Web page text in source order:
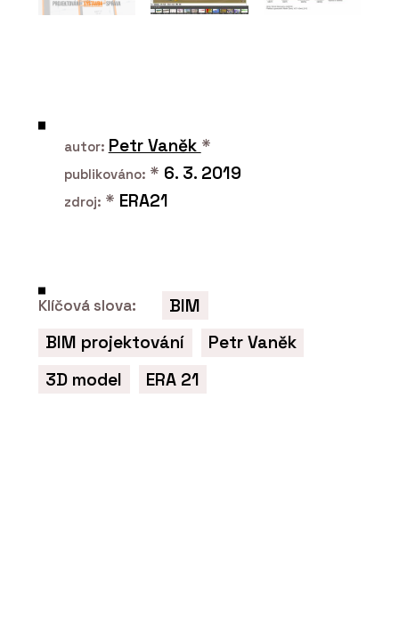
autor: Petr Vaněk *
publikováno: * 6. 3. 2019
zdroj: * ERA21
Klíčová slova:
BIM
BIM projektování
Petr Vaněk
3D model
ERA 21